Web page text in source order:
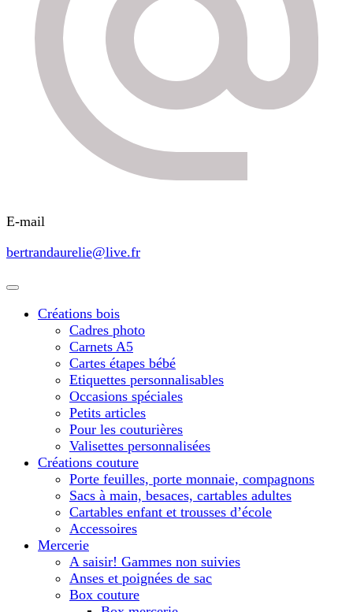
E-mail
bertrandaurelie@live.fr
Créations bois
Cadres photo
Carnets A5
Cartes étapes bébé
Etiquettes personnalisables
Occasions spéciales
Petits articles
Pour les couturières
Valisettes personnalisées
Créations couture
Porte feuilles, porte monnaie, compagnons
Sacs à main, besaces, cartables adultes
Cartables enfant et trousses d’école
Accessoires
Mercerie
A saisir! Gammes non suivies
Anses et poignées de sac
Box couture